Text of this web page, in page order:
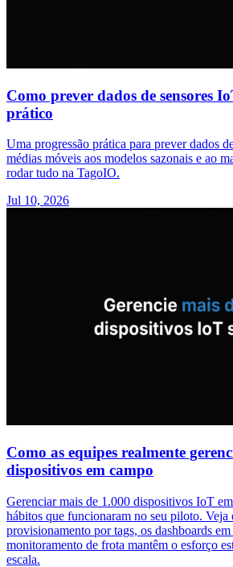
Como prever dados de sensores
prático
Uma progressão prática para prever dados
médias móveis aos modelos sazonais e ao
rodar tudo na TagoIO.
Jul 10, 2026
Como as equipes realmente
dispositivos em campo
Gerenciar mais de 1.000 dispositivos IoT
hábitos que funcionaram no seu piloto. Veja
provisionamento por tags, os dashboards
monitoramento de frota mantêm o esforço
escala.